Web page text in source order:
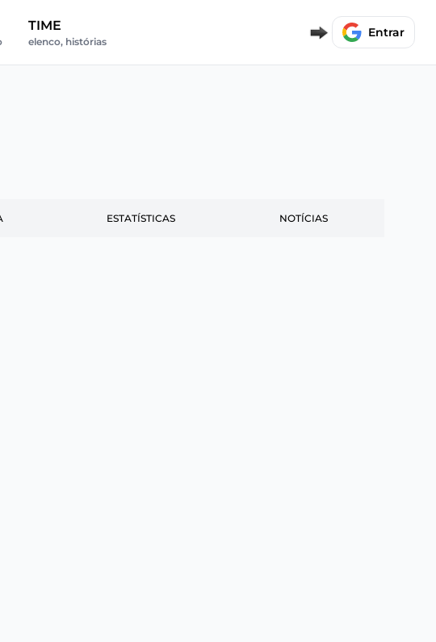
TIME
elenco, histórias
Entrar
ESTATÍSTICAS NOTÍCIAS